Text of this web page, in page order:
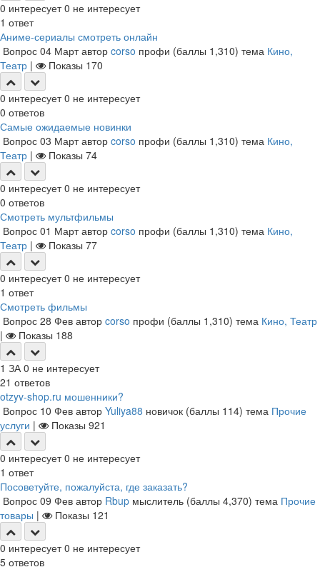
0 интересует 0 не интересует
1 ответ
Аниме-сериалы смотреть онлайн
Вопрос 04 Март автор corso профи (баллы 1,310) тема Кино,
Театр | Показы 170
0 интересует 0 не интересует
0 ответов
Самые ожидаемые новинки
Вопрос 03 Март автор corso профи (баллы 1,310) тема Кино,
Театр | Показы 74
0 интересует 0 не интересует
0 ответов
Смотреть мультфильмы
Вопрос 01 Март автор corso профи (баллы 1,310) тема Кино,
Театр | Показы 77
0 интересует 0 не интересует
1 ответ
Смотреть фильмы
Вопрос 28 Фев автор corso профи (баллы 1,310) тема Кино, Театр
|
Показы 188
1 ЗА 0 не интересует
21 ответов
otzyv-shop.ru мошенники?
Вопрос 10 Фев автор Yuliya88 новичок (баллы 114) тема Прочие
услуги | Показы 921
0 интересует 0 не интересует
1 ответ
Посоветуйте, пожалуйста, где заказать?
Вопрос 09 Фев автор Rbup мыслитель (баллы 4,370) тема Прочие
товары | Показы 121
0 интересует 0 не интересует
5 ответов